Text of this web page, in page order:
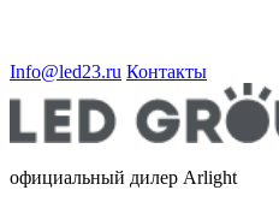
Info@led23.ru Контакты
официальный дилер Arlight